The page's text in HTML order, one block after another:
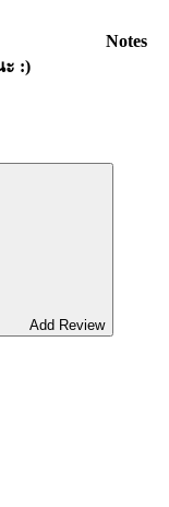
ะ :)
Notes
Add Review